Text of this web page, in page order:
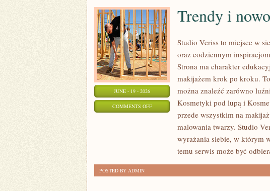
JUNE - 19 - 2026
COMMENTS OFFON
Trendy i
Studio Veriss to miejsce w
oraz codziennym
Strona ma charakter
makijażem krok po kroku.
można znaleźć zarówno
Kosmetyki pod lupą i
przede wszystkim na
malowania twarzy. Studio
wyrażania siebie, w którym
temu serwis może być
POSTED BY ADMIN